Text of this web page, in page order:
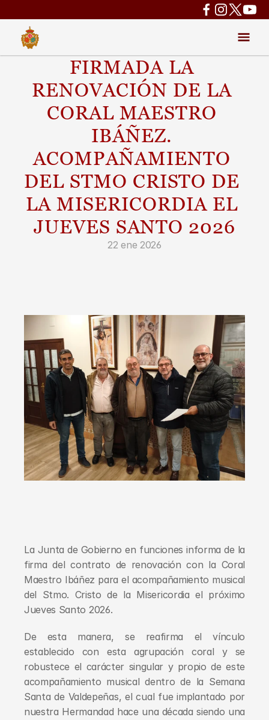
FIRMADA LA
RENOVACIÓN DE LA
CORAL MAESTRO
IBÁÑEZ.
ACOMPAÑAMIENTO
DEL STMO CRISTO DE
LA MISERICORDIA EL
JUEVES SANTO 2026
22 ene 2026
La Junta de Gobierno en funciones informa de la
firma del contrato de renovación con la Coral
Maestro Ibáñez para el acompañamiento musical
del Stmo. Cristo de la Misericordia el próximo
Jueves Santo 2026.
De esta manera, se reafirma el vínculo
establecido con esta agrupación coral y se
robustece el carácter singular y propio de este
acompañamiento musical dentro de la Semana
Santa de Valdepeñas, el cual fue implantado por
nuestra Hermandad hace una década siendo una